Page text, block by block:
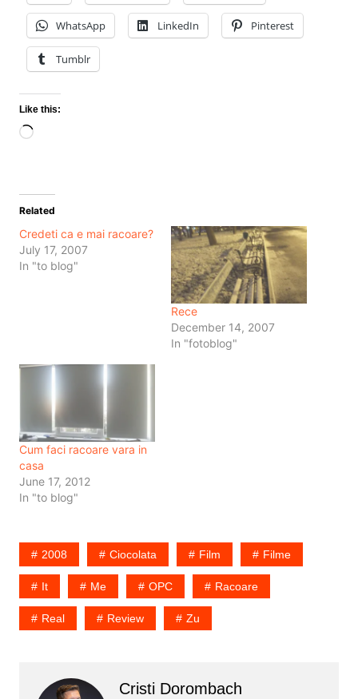
WhatsApp LinkedIn Pinterest
Tumblr
Like this:
Loading…
Related
Credeti ca e mai racoare?
July 17, 2007
In "to blog"
Rece
December 14, 2007
In "fotoblog"
Cum faci racoare vara in
casa
June 17, 2012
In "to blog"
2008 Ciocolata Film Filme
It Me OPC Racoare
Real Review Zu
Cristi Dorombach